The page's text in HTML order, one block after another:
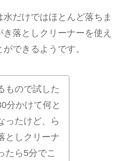
だけではほとんど落ちま
落としクリーナーを使え
できるようです。
もので試した
分かけて何と
ったけど、ら
としクリーナ
たら5分でこ